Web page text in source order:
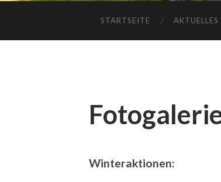
STARTSEITE AKTUELLES
Winteraktionen: